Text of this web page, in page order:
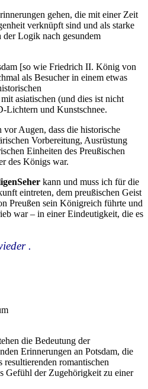
gehen, die mit einer Zeit
verknüpft sind und als starke
Logik nach gesundem
[so wie Friedrich II. König von
als Besucher in einem etwas
asiatischen (und dies ist nicht
Lichtern und Kunstschnee.
vor Augen, dass die historische
Vorbereitung, Ausrüstung
Einheiten des Preußischen
des Königs war.
kann und muss ich für die
eintreten, dem preußischen Geist
Preußen sein Königreich führte und
war – in einer Eindeutigkeit, die es
.
die Bedeutung der
Erinnerungen an Potsdam, die
romantischen
Gefühl der Zugehörigkeit zu einer